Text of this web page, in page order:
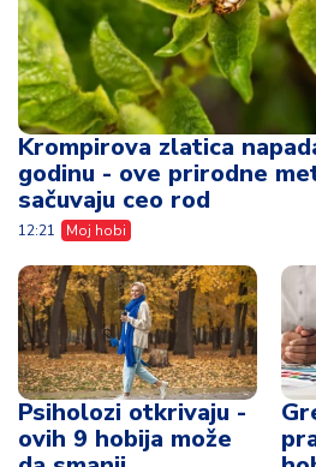
Krompirova zlatica
godinu - ove prirodne
sačuvaju ceo rod
12:21 Moj hobi
Psiholozi otkrivaju -
ovih 9 hobija može